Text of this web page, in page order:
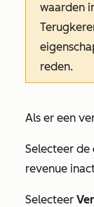
waarden
reden.
Als er een
Selecteer de
revenue
Selecteer